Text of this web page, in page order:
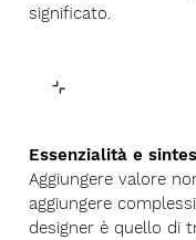
significato.
Essenzialità e
Aggiungere valore
aggiungere
designer è quello di